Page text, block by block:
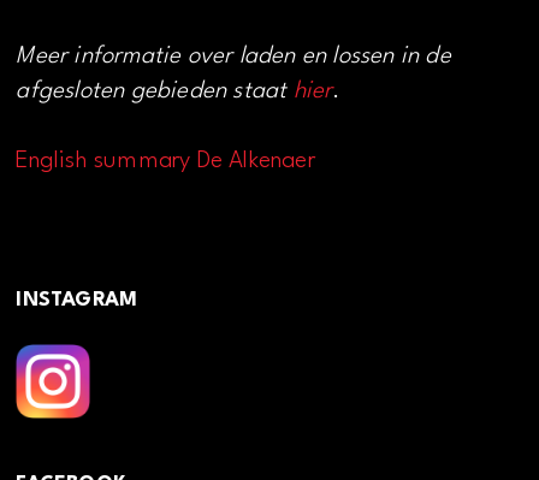
Meer informatie over laden en lossen in de
afgesloten gebieden staat hier.
English summary De Alkenaer
INSTAGRAM